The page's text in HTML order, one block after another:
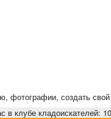
создать свой
в клубе кладоискателей: